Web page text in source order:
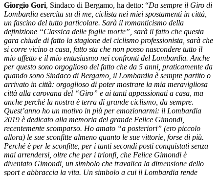
Giorgio Gori, Sindaco di Bergamo, ha detto: “Da sempre il Giro di
Lombardia esercita su di me, ciclista nei miei spostamenti in città,
un fascino del tutto particolare. Sarà il romanticismo della
definizione “Classica delle foglie morte”, sarà il fatto che questa
gara chiude di fatto la stagione del ciclismo professionista, sarà che
si corre vicino a casa, fatto sta che non posso nascondere tutto il
mio affetto e il mio entusiasmo nei confronti del Lombardia. Anche
per questo sono orgoglioso del fatto che da 5 anni, praticamente da
quando sono Sindaco di Bergamo, il Lombardia è sempre partito o
arrivato in città: orgoglioso di poter mostrare la mia meravigliosa
città alla carovana del “Giro” e ai tanti appassionati a casa, ma
anche perché la nostra è terra di grande ciclismo, da sempre.
Quest’anno ho un motivo in più per emozionarmi: il Lombardia
2019 è dedicato alla memoria del grande Felice Gimondi,
recentemente scomparso. Ho amato “a posteriori” (ero piccolo
allora) le sue sconfitte almeno quanto le sue vittorie, forse di più.
Perché è per le sconfitte, per i tanti secondi posti conquistati senza
mai arrendersi, oltre che per i trionfi, che Felice Gimondi è
diventato Gimondi, un simbolo che travalica la dimensione dello
sport e abbraccia la vita. Un simbolo a cui il Lombardia rende